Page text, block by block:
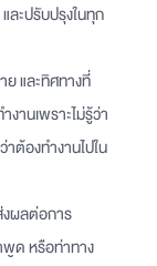
ละปรับปรุงในทุก
ย และทิศทางที่
านเพราะไม่รู้ว่า
ต้องทำงานไปใน
ผลต่อการ
พูด หรือท่าทาง